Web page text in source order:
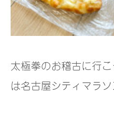
太極拳のお稽古に行
は名古屋シティマラソ